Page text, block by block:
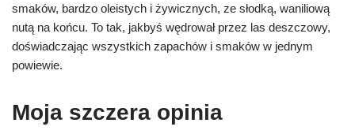
smaków, bardzo oleistych i żywicznych, ze słodką, waniliową
nutą na końcu. To tak, jakbyś wędrował przez las deszczowy,
doświadczając wszystkich zapachów i smaków w jednym
powiewie.
Moja szczera opinia